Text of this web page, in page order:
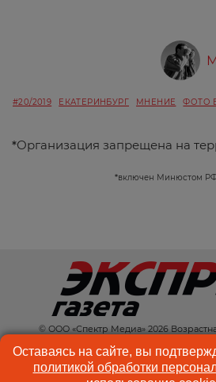
#20/2019 ЕКАТЕРИНБУРГ МНЕНИЕ ФОТО
*Организация запрещена на
*включен Минюстом РФ
© ООО «Спектр Медиа» 2026
КОНТАКТЫ
КУКИ-ФАЙЛЫ
Оставаясь на сайте, вы
политикой обработки